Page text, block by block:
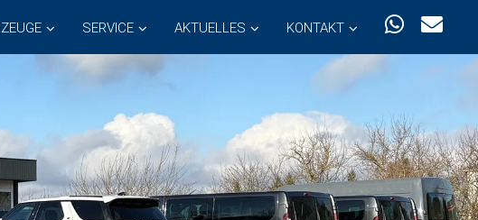
SERVICE AKTUELLES KONTAKT